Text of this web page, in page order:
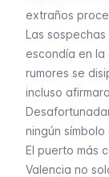
extraños
Las
escondía en
rumores se
incluso
ningún
El puerto más
Valencia no